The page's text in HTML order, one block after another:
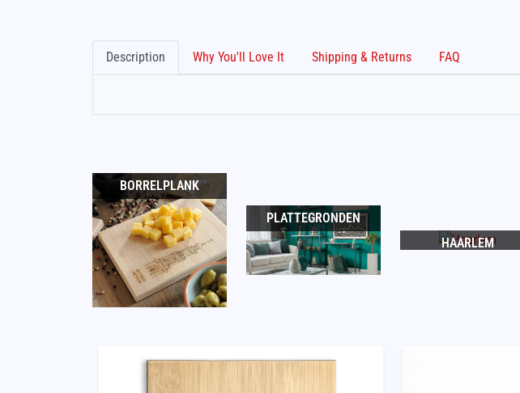
Description Why You'll Love It Shipping & Returns FAQ
BORRELPLANK
PLATTEGRONDEN
HAARLEM